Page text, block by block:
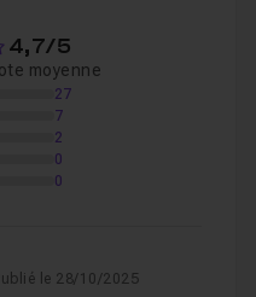
4,7/5
moyenne
27
7
2
0
0
le 28/10/2025